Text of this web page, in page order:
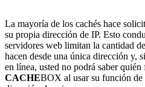
La mayoría de los cachés hace
su propia dirección de IP. Esto
servidores web limitan la cantidad
hacen desde una única dirección y,
en línea, usted no podrá saber
CACHEBOX al usar su función de